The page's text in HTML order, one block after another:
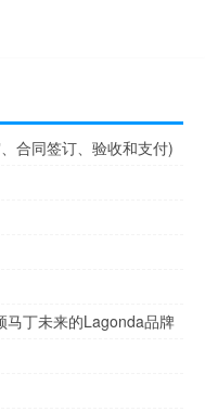
合同签订、验收和支付)
马丁未来的Lagonda品牌